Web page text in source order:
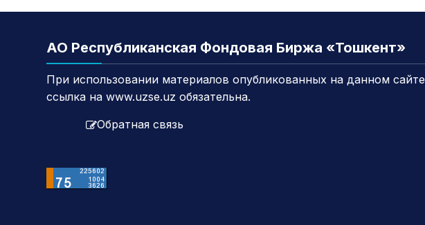
АО Республиканская Фондовая Биржа «Тошкент»
При использовании материалов опубликованных на данном
ссылка на www.uzse.uz обязательна.
Обратная связь